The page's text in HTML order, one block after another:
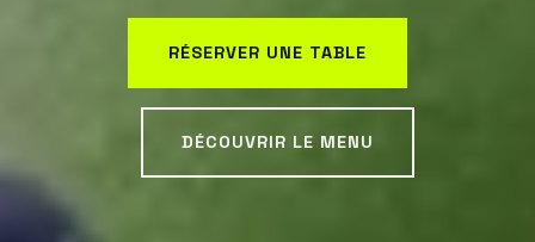
RÉSERVER UNE TABLE
DÉCOUVRIR LE MENU